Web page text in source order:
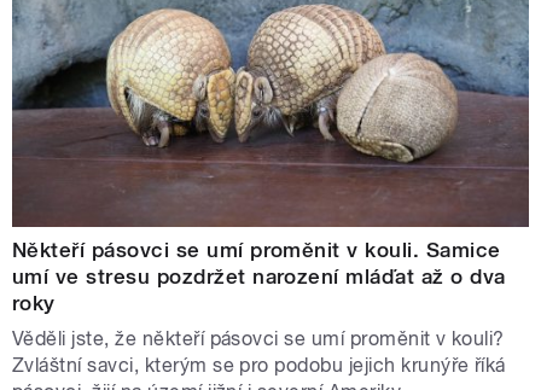
Někteří pásovci se umí proměnit v kouli. Samice
umí ve stresu pozdržet narození mláďat až o dva
roky
Věděli jste, že někteří pásovci se umí proměnit v kouli?
Zvláštní savci, kterým se pro podobu jejich krunýře říká